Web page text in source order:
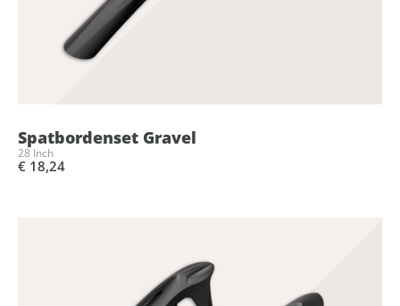
Spatbordenset Gravel
28 Inch
€ 18,24